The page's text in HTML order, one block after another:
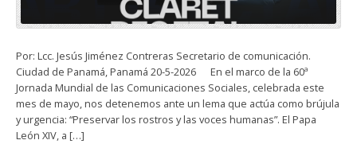
Por: Lcc. Jesús Jiménez Contreras Secretario de comunicación.
Ciudad de Panamá, Panamá 20-5-2026 ​En el marco de la 60ª
Jornada Mundial de las Comunicaciones Sociales, celebrada este
mes de mayo, nos detenemos ante un lema que actúa como brújula
y urgencia: “Preservar los rostros y las voces humanas”. El Papa
León XIV, a […]